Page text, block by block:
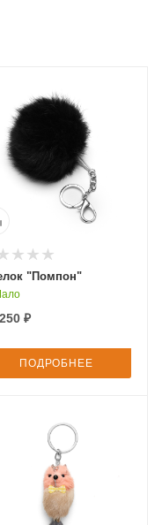
"Помпон"
250 ₽
ПОДРОБНЕЕ